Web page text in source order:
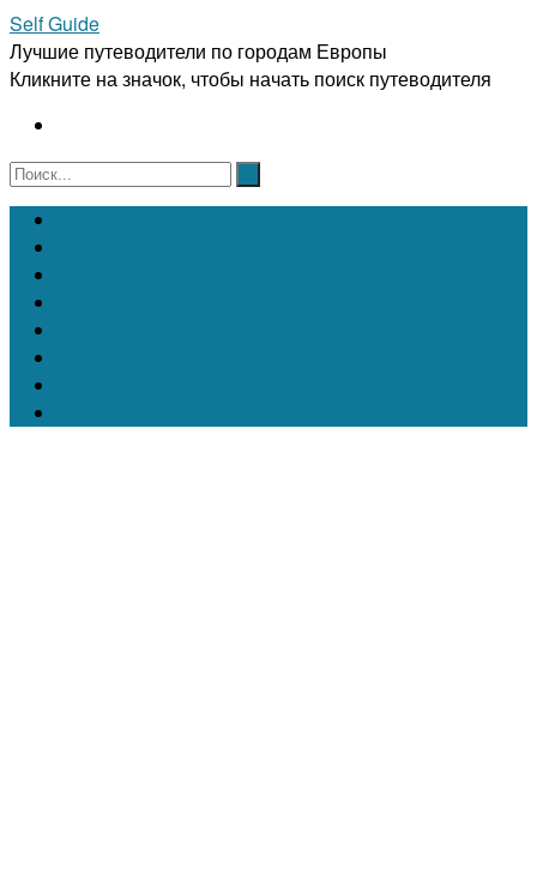
Self Guide
Лучшие путеводители по городам Европы
Кликните на значок, чтобы начать поиск путеводителя